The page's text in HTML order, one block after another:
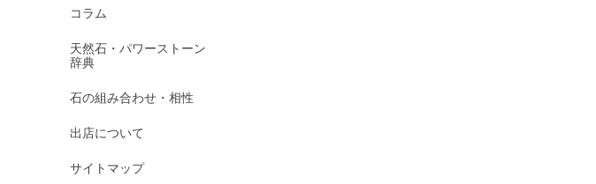
コラム
天然石・パワーストーン
辞典
石の組み合わせ・相性
出店について
サイトマップ